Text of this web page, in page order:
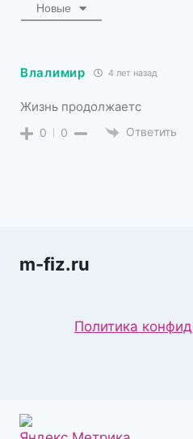
Новые
Влалимир 4 лет назад
Жизнь продолжаетс
0 0 Ответить
m-fiz.ru
Политика